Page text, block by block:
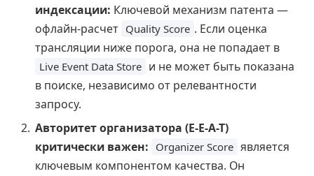
индексации: Ключевой механизм патента —
офлайн-расчет Quality Score . Если оценка
трансляции ниже порога, она не попадает в
Live Event Data Store и не может быть показана
в поиске, независимо от релевантности
запросу.
Авторитет организатора (E-E-A-T)
критически важен: Organizer Score является
ключевым компонентом качества. Он